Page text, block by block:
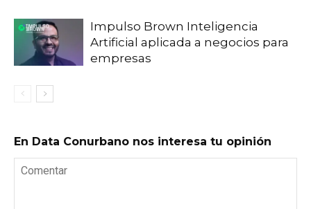
Impulso Brown Inteligencia
Artificial aplicada a negocios para
empresas
En Data Conurbano nos interesa tu opinión